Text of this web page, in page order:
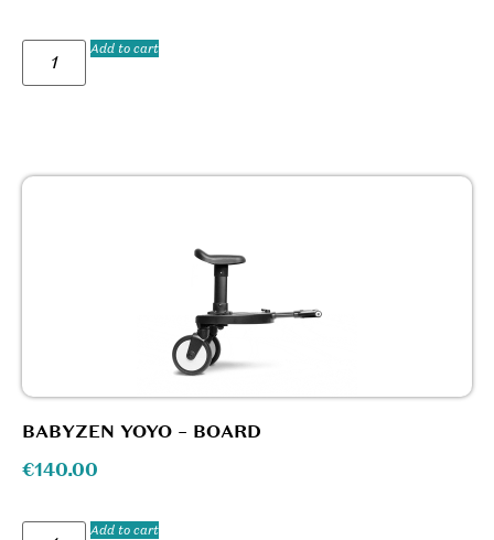
Add to cart
BABYZEN YOYO – BOARD
€140.00
Add to cart